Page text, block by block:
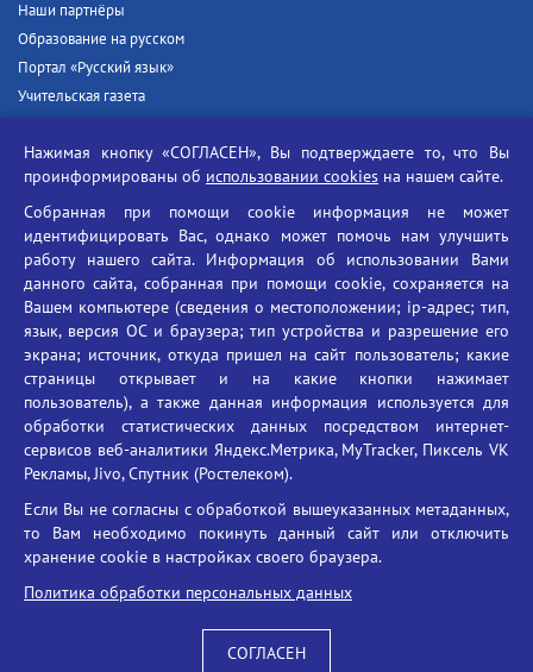
Наши партнёры
Образование на русском
Портал «Русский язык»
Учительская газета
Единый портал государственных услуг
Противодействие угрозам информационной безопасности
Социальные ролики - Генеральная прокуратура РФ
Противодействие коррупции
БГУ против наркотиков
Брянский государственный университет
имени академика И.Г. Петровского
Время работы: пн-пт 09:00-18:00
Телефон: +7(4832)58-90-85
Вход
Нажимая кнопку «СОГЛАСЕН», Вы подтверждаете то, что Вы
проинформированы об использовании cookies на нашем сайте.
Собранная при помощи cookie информация не может
идентифицировать Вас, однако может помочь нам улучшить
работу нашего сайта. Информация об использовании Вами
данного сайта, собранная при помощи cookie, сохраняется на
Вашем компьютере (сведения о местоположении; ip-адрес; тип,
язык, версия ОС и браузера; тип устройства и разрешение его
экрана; источник, откуда пришел на сайт пользователь; какие
страницы открывает и на какие кнопки нажимает
пользователь), а также данная информация используется для
обработки статистических данных посредством интернет-
сервисов веб-аналитики Яндекс.Метрика, MyTracker, Пиксель VK
Рекламы, Jivo, Спутник (Ростелеком).
Если Вы не согласны с обработкой вышеуказанных метаданных,
то Вам необходимо покинуть данный сайт или отключить
хранение cookie в настройках своего браузера.
Политика обработки персональных данных
СОГЛАСЕН